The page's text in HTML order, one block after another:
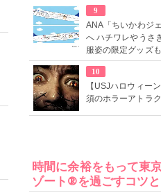
9
ANA「ちいかわジ
へ ハチワレやうさ
服姿の限定グッズも
10
【USJハロウィー
須のホラーアトラ
時間に余裕をもって東
ゾート®を過ごすコツ